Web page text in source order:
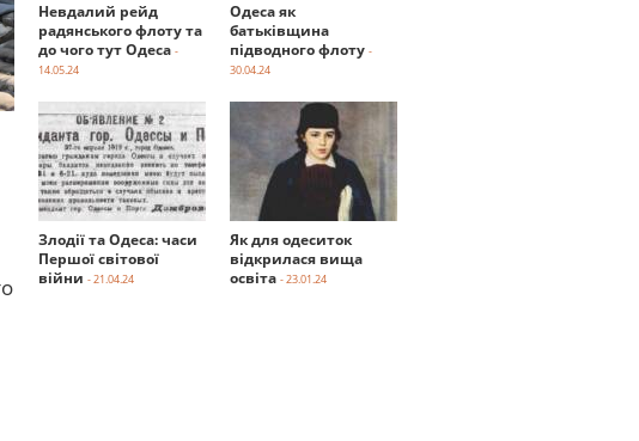
Невдалий рейд
радянського флоту та
до чого тут Одеса -
14.05.24
Одеса як
батьківщина
підводного флоту -
30.04.24
Злодії та Одеса: часи
Першої світової
війни - 21.04.24
Як для одеситок
відкрилася вища
освіта - 23.01.24